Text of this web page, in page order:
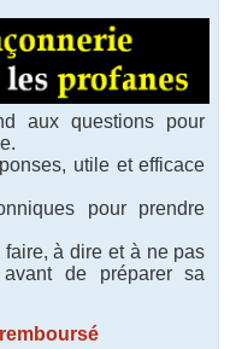
aux questions pour
utile et efficace
pour prendre
à dire et à ne pas
de préparer sa
remboursé